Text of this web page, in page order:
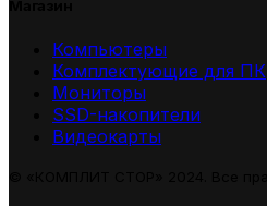
Компьютеры
Комплектующие для ПК
Мониторы
SSD-накопители
Видеокарты